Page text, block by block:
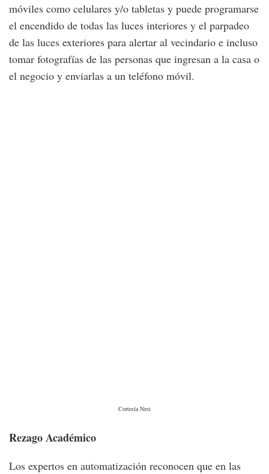
móviles como celulares y/o tabletas y puede programarse
el encendido de todas las luces interiores y el parpadeo
de las luces exteriores para alertar al vecindario e incluso
tomar fotografías de las personas que ingresan a la casa o
el negocio y enviarlas a un teléfono móvil.
Cortesía Nest
Rezago Académico
Los expertos en automatización reconocen que en las